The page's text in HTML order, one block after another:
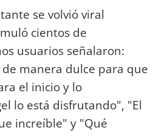
se volvió viral
cientos de
usuarios señalaron:
manera dulce para que
el inicio y lo
lo está disfrutando", "El
increíble" y "Qué